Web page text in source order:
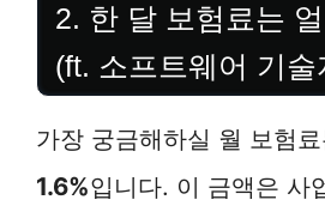
2. 한 달 보험료는
(ft. 소프트웨어 기술
가장 궁금해하실 월 보험
1.6%입니다. 이 금액은 사